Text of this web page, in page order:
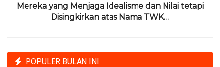
Mereka yang Menjaga Idealisme dan Nilai tetapi
Disingkirkan atas Nama TWK…
POPULER BULAN INI